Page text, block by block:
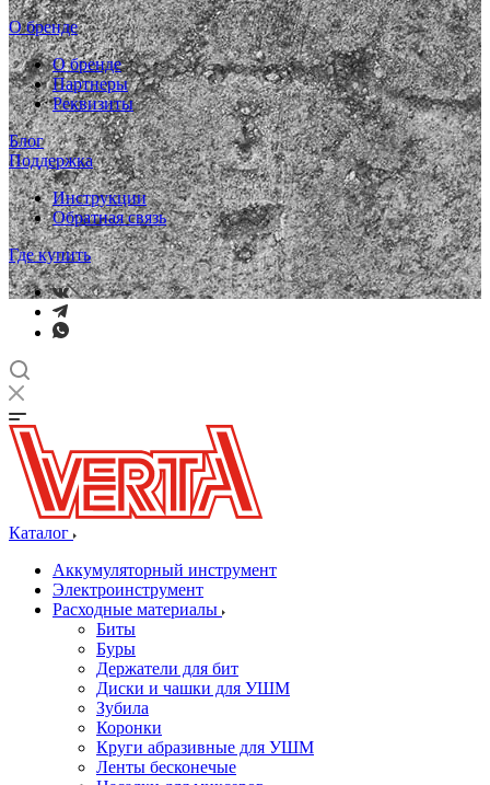
О бренде
О бренде
Партнеры
Реквизиты
Блог
Поддержка
Инструкции
Обратная связь
Где купить
Каталог
Аккумуляторный инструмент
Электроинструмент
Расходные материалы
Биты
Буры
Держатели для бит
Диски и чашки для УШМ
Зубила
Коронки
Круги абразивные для УШМ
Ленты бесконечые